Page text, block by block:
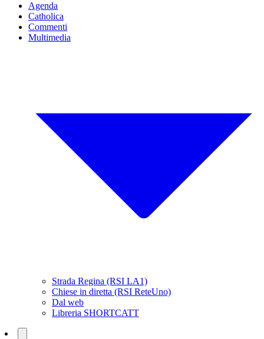
Agenda
Catholica
Commenti
Multimedia
Strada Regina (RSI LA1)
Chiese in diretta (RSI ReteUno)
Dal web
Libreria SHORTCATT